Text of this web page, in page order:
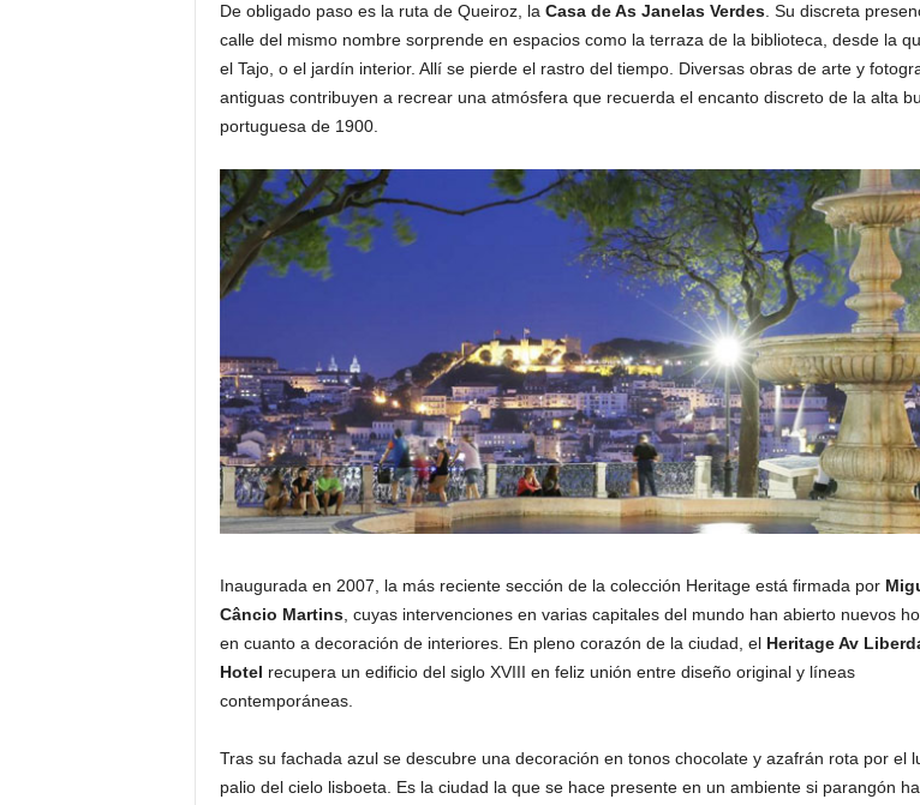
De obligado paso es la ruta de Queiroz, la Casa de As Janelas Verdes. Su discreta
calle del mismo nombre sorprende en espacios como la terraza de la biblioteca, desde la
el Tajo, o el jardín interior. Allí se pierde el rastro del tiempo. Diversas obras de arte y
antiguas contribuyen a recrear una atmósfera que recuerda el encanto discreto de la alta
portuguesa de 1900.
Inaugurada en 2007, la más reciente sección de la colección Heritage está firmada por
Câncio Martins, cuyas intervenciones en varias capitales del mundo han abierto nuevos
en cuanto a decoración de interiores. En pleno corazón de la ciudad, el Heritage Av
Hotel recupera un edificio del siglo XVIII en feliz unión entre diseño original y líneas
contemporáneas.
Tras su fachada azul se descubre una decoración en tonos chocolate y azafrán rota por el
palio del cielo lisboeta. Es la ciudad la que se hace presente en un ambiente si parangón